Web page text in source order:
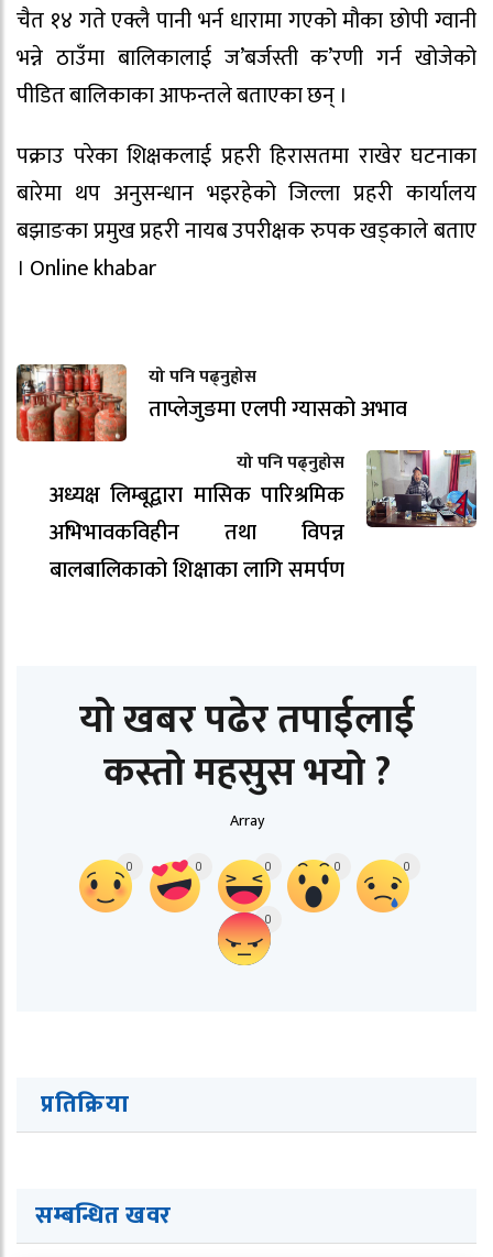
चैत १४ गते एक्लै पानी भर्न धारामा गएको मौका छोपी ग्वानी
भन्ने ठाउँमा बालिकालाई ज’बर्जस्ती क’रणी गर्न खोजेको
पीडित बालिकाका आफन्तले बताएका छन् ।
पक्राउ परेका शिक्षकलाई प्रहरी हिरासतमा राखेर घटनाका
बारेमा थप अनुसन्धान भइरहेको जिल्ला प्रहरी कार्यालय
बझाङका प्रमुख प्रहरी नायब उपरीक्षक रुपक खड्काले बताए
। Online khabar
यो पनि पढ्नुहोस
ताप्लेजुङमा एलपी ग्यासको अभाव
यो पनि पढ्नुहोस
अध्यक्ष लिम्बूद्वारा मासिक पारिश्रमिक
अभिभावकविहीन तथा विपन्न
बालबालिकाको शिक्षाका लागि समर्पण
यो खबर पढेर तपाईलाई
कस्तो महसुस भयो ?
Array
0 0 0 0 0
0
प्रतिक्रिया
सम्बन्धित खवर